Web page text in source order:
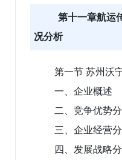
第十一章航运
况分析
第一节 苏州沃
一、企业概述
二、竞争优势
三、企业经营
四、发展战略